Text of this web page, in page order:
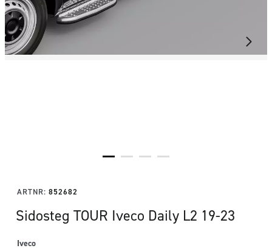
ARTNR: 852682
Sidosteg TOUR Iveco Daily L2 19-23
Iveco